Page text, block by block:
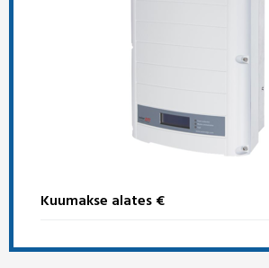
Kuumakse alates €